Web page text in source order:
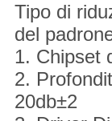
Tipo di
del
1. Chipset
2.
20db±2